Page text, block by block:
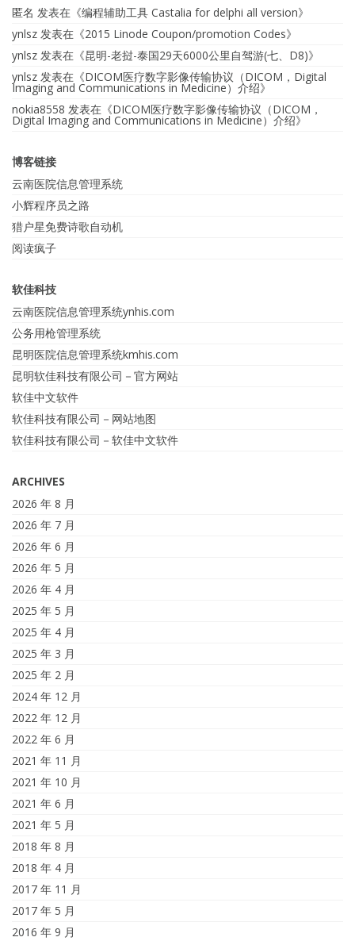
匿名 发表在《编程辅助工具 Castalia for delphi all version》
ynlsz 发表在《2015 Linode Coupon/promotion Codes》
ynlsz 发表在《昆明-老挝-泰国29天6000公里自驾游(七、D8)》
ynlsz 发表在《DICOM医疗数字影像传输协议（DICOM，Digital
Imaging and Communications in Medicine）介绍》
nokia8558 发表在《DICOM医疗数字影像传输协议（DICOM，
Digital Imaging and Communications in Medicine）介绍》
博客链接
云南医院信息管理系统
小辉程序员之路
猎户星免费诗歌自动机
阅读疯子
软佳科技
云南医院信息管理系统ynhis.com
公务用枪管理系统
昆明医院信息管理系统kmhis.com
昆明软佳科技有限公司－官方网站
软佳中文软件
软佳科技有限公司－网站地图
软佳科技有限公司－软佳中文软件
ARCHIVES
2026 年 8 月
2026 年 7 月
2026 年 6 月
2026 年 5 月
2026 年 4 月
2025 年 5 月
2025 年 4 月
2025 年 3 月
2025 年 2 月
2024 年 12 月
2022 年 12 月
2022 年 6 月
2021 年 11 月
2021 年 10 月
2021 年 6 月
2021 年 5 月
2018 年 8 月
2018 年 4 月
2017 年 11 月
2017 年 5 月
2016 年 9 月